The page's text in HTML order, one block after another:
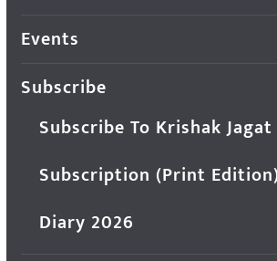
Events
Subscribe
Subscribe To Krishak
Subscription (Print
Diary 2026